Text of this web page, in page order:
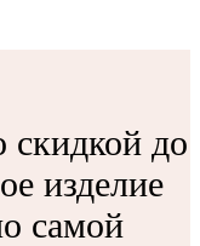
скидкой до
изделие
самой